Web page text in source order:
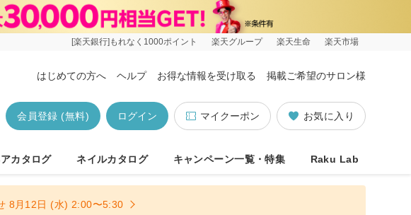
[楽天銀行]もれなく1000ポイント 楽天グループ 楽天生命 楽天市場
はじめての方へ ヘルプ お得な情報を受け取る 掲載ご希望のサロン様
お気に入り
マイクーポン
ログイン
会員登録 (無料)
カタログ ネイルカタログ キャンペーン一覧・特集 Raku Lab
8月12日 (水) 2:00〜5:30